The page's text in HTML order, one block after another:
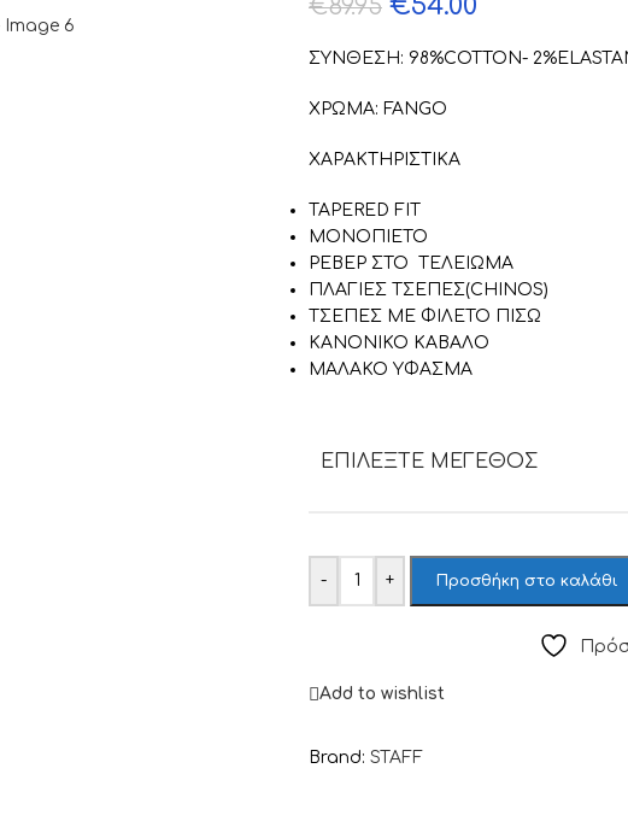
€89.95 €54.00
ΣΥΝΘΕΣΗ: 98%COTTON-
ΧΡΩΜΑ: FANGO
ΧΑΡΑΚΤΗΡΙΣΤΙΚΑ
TAPERED FIT
ΜΟΝΟΠΙΕΤΟ
ΡΕΒΕΡ ΣΤΟ ΤΕΛΕΙΩΜΑ
ΠΛΑΓΙΕΣ ΤΣΕΠΕΣ(CHINOS)
ΤΣΕΠΕΣ ΜΕ ΦΙΛΕΤΟ ΠΙΣΩ
ΚΑΝΟΝΙΚΟ ΚΑΒΑΛΟ
ΜΑΛΑΚΟ ΥΦΑΣΜΑ
ΕΠΙΛΈΞΤΕ ΜΈΓΕΘΟΣ
- + Προσθήκη στο καλάθι
Add to wishlist
Brand: STAFF